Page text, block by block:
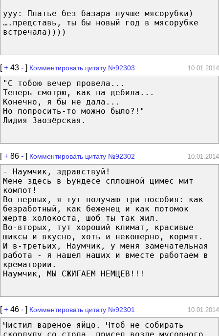
ууу: Платье без базара лучше мясорубки)
….представь, ты бы новый год в мясорубке
встречала))))
[+ 43 - ] Комментировать цитату №92303 10.01.2014
"С тобою вечер провела...
Теперь смотрю, как на дебила...
Конечно, я бы не дала...
Но попросить-то можно было?!"
Лидия Заозёрская.
[+ 86 - ] Комментировать цитату №92302 10.01.2014
- Наумчик, здравствуй!
Мене здесь в Бундесе сплошной цимес мит
компот!
Во-первых, я тут получаю три пособия: как
безработный, как беженец и как потомок
жертв холокоста, шоб ты так жил.
Во-вторых, тут хороший климат, красивые
шиксы и вкусно, хоть и некошерно, кормят.
И в-третьих, Наумчик, у меня замечательная
работа - я нашел наших и вместе работаем в
крематории.
Наумчик, МЫ СЖИГАЕМ НЕМЦЕВ!!!
[+ 46 - ] Комментировать цитату №92301 10.01.2014
Чистил вареное яйцо. Чтоб не собирать
скорлупу со стола, присел возле мусорного